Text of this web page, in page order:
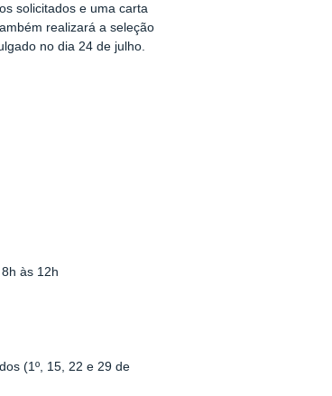
solicitados e uma carta
realizará a seleção
no dia 24 de julho.
às 12h
(1º, 15, 22 e 29 de